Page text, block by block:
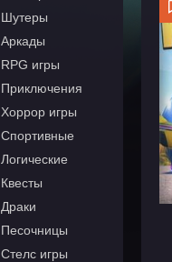
Шутеры
Аркады
RPG игры
Приключения
Хоррор игры
Спортивные
Логические
Квесты
Драки
Песочницы
Стелс игры